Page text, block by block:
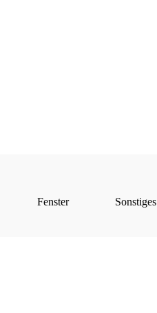
Fenster Sonstiges